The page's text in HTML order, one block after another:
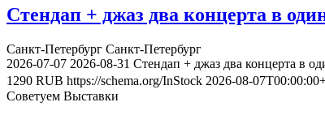
Стендап + джаз два концерта в
Санкт-Петербург Санкт-Петербург
2026-07-07 2026-08-31 Стендап + джаз два концерта в
1290 RUB https://schema.org/InStock 2026-08-
Советуем Выставки